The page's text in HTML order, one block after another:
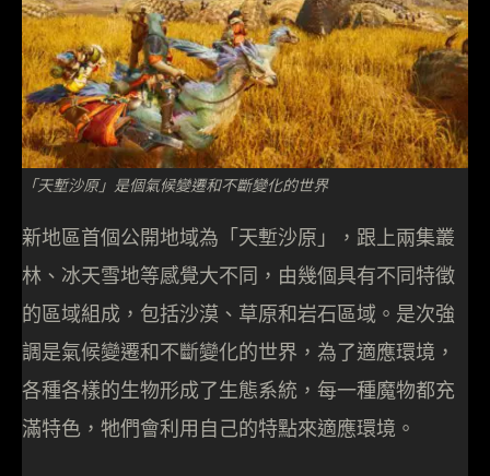
「天塹沙原」是個氣候變遷和不斷變化的世界
新地區首個公開地域為「天塹沙原」，跟上兩集叢
林、冰天雪地等感覺大不同，由幾個具有不同特徵
的區域組成，包括沙漠、草原和岩石區域。是次強
調是氣候變遷和不斷變化的世界，為了適應環境，
各種各樣的生物形成了生態系統，每一種魔物都充
滿特色，牠們會利用自己的特點來適應環境。